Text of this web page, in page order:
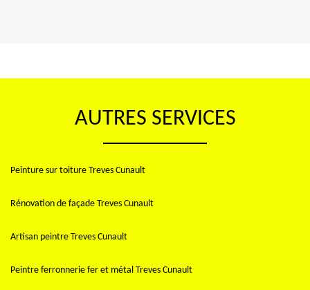
AUTRES SERVICES
Peinture sur toiture Treves Cunault
Rénovation de façade Treves Cunault
Artisan peintre Treves Cunault
Peintre ferronnerie fer et métal Treves Cunault